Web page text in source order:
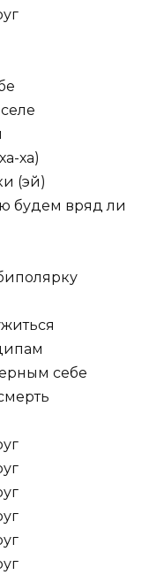
ха)
(эй)
будем вряд ли
себе